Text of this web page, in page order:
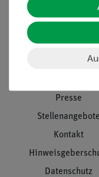
Unternehmen
Presse
Stellenangebote
Kontakt
Datenschutz